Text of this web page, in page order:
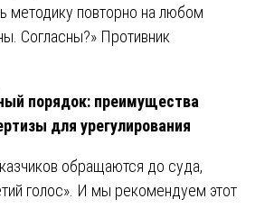
методику повторно на любом
Согласны?» Противник
порядок: преимущества
для урегулирования
обращаются до суда,
голос». И мы рекомендуем этот